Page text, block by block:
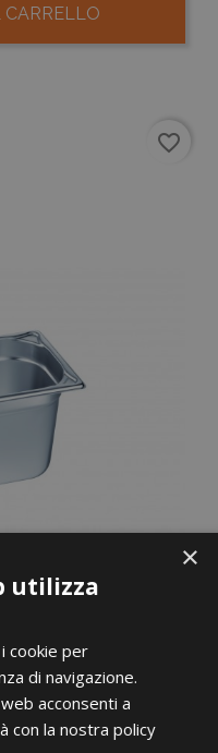
CARRELLO
favorite_border
×
utilizza
cookie per
di navigazione.
acconsenti a
con la nostra policy